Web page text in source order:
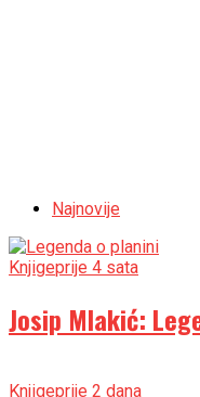
Najnovije
Knjigeprije 4 sata
Josip Mlakić:
Knjigeprije 2 dana